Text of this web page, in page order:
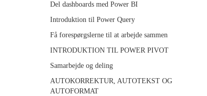
Del dashboards med Power BI
Introduktion til Power Query
Få forespørgslerne til at arbejde sammen
INTRODUKTION TIL POWER PIVOT
Samarbejde og deling
AUTOKORREKTUR, AUTOTEKST OG
AUTOFORMAT